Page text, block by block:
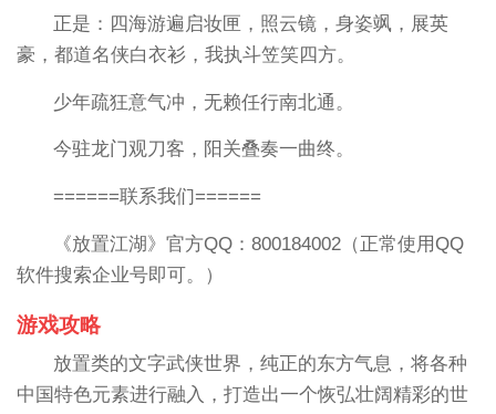
正是：四海游遍启妆匣，照云镜，身姿飒，展英
豪，都道名侠白衣衫，我执斗笠笑四方。
少年疏狂意气冲，无赖任行南北通。
今驻龙门观刀客，阳关叠奏一曲终。
======联系我们======
《放置江湖》官方QQ：800184002（正常使用QQ
软件搜索企业号即可。）
游戏攻略
放置类的文字武侠世界，纯正的东方气息，将各种
中国特色元素进行融入，打造出一个恢弘壮阔精彩的世